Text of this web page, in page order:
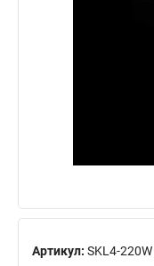
Артикул: SKL4-220W